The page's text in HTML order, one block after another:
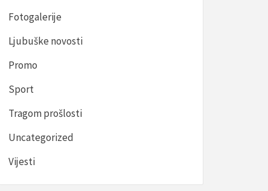
Fotogalerije
Ljubuške novosti
Promo
Sport
Tragom prošlosti
Uncategorized
Vijesti